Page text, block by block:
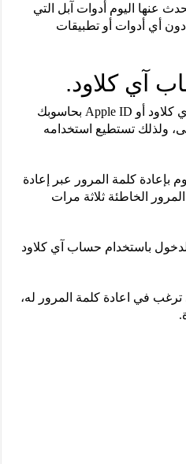
عنها اليوم أدوات آبل التي
أي أدوات أو تطبيقات
تقوم في العادة بربط حساب آي كلاود أو Apple ID بحاسوبك
ولذلك تستطيع استخدامه
كلمة المرور عبر إعادة
الخاطئة ثلاثة مرات
باستخدام حساب آي كلاود
في اعادة كلمة المرور له،